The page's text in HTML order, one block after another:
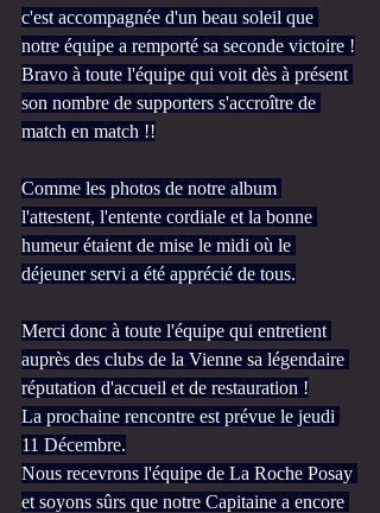
c'est accompagnée d'un beau soleil que
notre équipe a remporté sa seconde victoire !
Bravo à toute l'équipe qui voit dès à présent
son nombre de supporters s'accroître de
match en match !!
Comme les photos de notre album
l'attestent, l'entente cordiale et la bonne
humeur étaient de mise le midi où le
déjeuner servi a été apprécié de tous.
Merci donc à toute l'équipe qui entretient
auprès des clubs de la Vienne sa légendaire
réputation d'accueil et de restauration !
La prochaine rencontre est prévue le jeudi
11 Décembre.
Nous recevrons l'équipe de La Roche Posay
et soyons sûrs que notre Capitaine a encore